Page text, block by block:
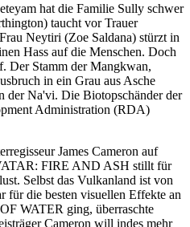
hat die Familie Sully schwer
taucht vor Trauer
Neytiri (Zoe Saldana) stürzt in
Hass auf die Menschen. Doch
Der Stamm der Mangkwan,
in ein Grau aus Asche
der Na'vi. Die Biotopschänder der
Administration (RDA)
James Cameron auf
FIRE AND ASH stillt für
Selbst das Vulkanland ist von
für die besten visuellen Effekte an
WATER ging, überraschte
Cameron will indes mehr